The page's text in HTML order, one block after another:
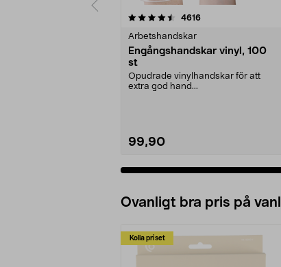
4616recensioner
Arbetshandskar
Engångshandskar vinyl, 100
st
Opudrade vinylhandskar för att
extra god hand...
99,90
4.0 av 5 stjärnor
Ovanligt bra pris på
Kolla priset